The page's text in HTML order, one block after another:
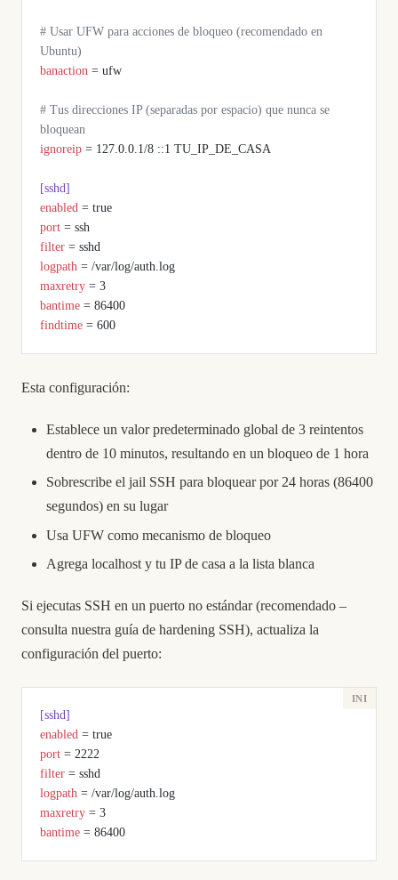
# Usar UFW para acciones de bloqueo (recomendado en
Ubuntu)
banaction = ufw
# Tus direcciones IP (separadas por espacio) que nunca se
bloquean
ignoreip = 127.0.0.1/8 ::1 TU_IP_DE_CASA
[sshd]
enabled = true
port = ssh
filter = sshd
logpath = /var/log/auth.log
maxretry = 3
bantime = 86400
findtime = 600
Esta configuración:
Establece un valor predeterminado global de 3 reintentos
dentro de 10 minutos, resultando en un bloqueo de 1 hora
Sobrescribe el jail SSH para bloquear por 24 horas (86400
segundos) en su lugar
Usa UFW como mecanismo de bloqueo
Agrega localhost y tu IP de casa a la lista blanca
Si ejecutas SSH en un puerto no estándar (recomendado –
consulta nuestra guía de hardening SSH), actualiza la
configuración del puerto:
[sshd]
enabled = true
port = 2222
filter = sshd
logpath = /var/log/auth.log
maxretry = 3
bantime = 86400